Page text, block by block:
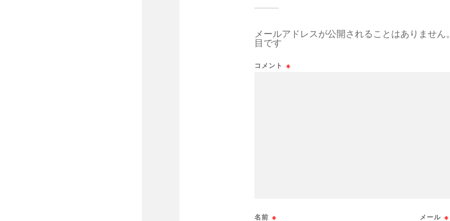
メールアドレスが公開されることはありません。
目です
コメント ※
名前 ※ メール ※